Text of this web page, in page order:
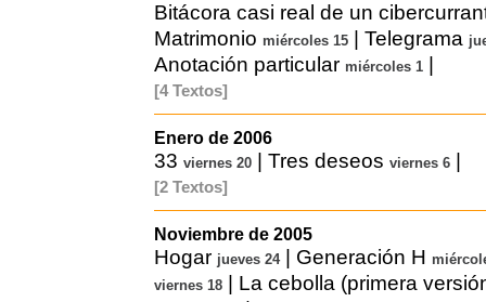
Bitácora casi real de un
Matrimonio miércoles 15 Telegrama
Anotación particular miércoles 1
[4 Textos]
Enero de 2006
33 viernes 20 Tres deseos viernes 6
[2 Textos]
Noviembre de 2005
Hogar jueves 24| Generación H
viernes 18
La cebolla (primera